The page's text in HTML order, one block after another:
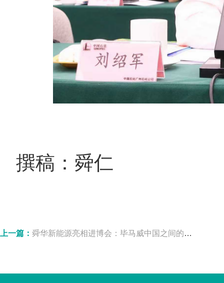
撰稿：舜仁
上一篇： 舜华新能源亮相进博会：毕马威中国之间的行业对话